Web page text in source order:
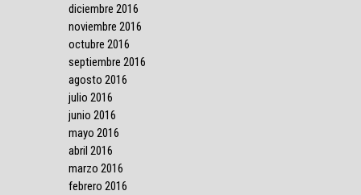
diciembre 2016
noviembre 2016
octubre 2016
septiembre 2016
agosto 2016
julio 2016
junio 2016
mayo 2016
abril 2016
marzo 2016
febrero 2016